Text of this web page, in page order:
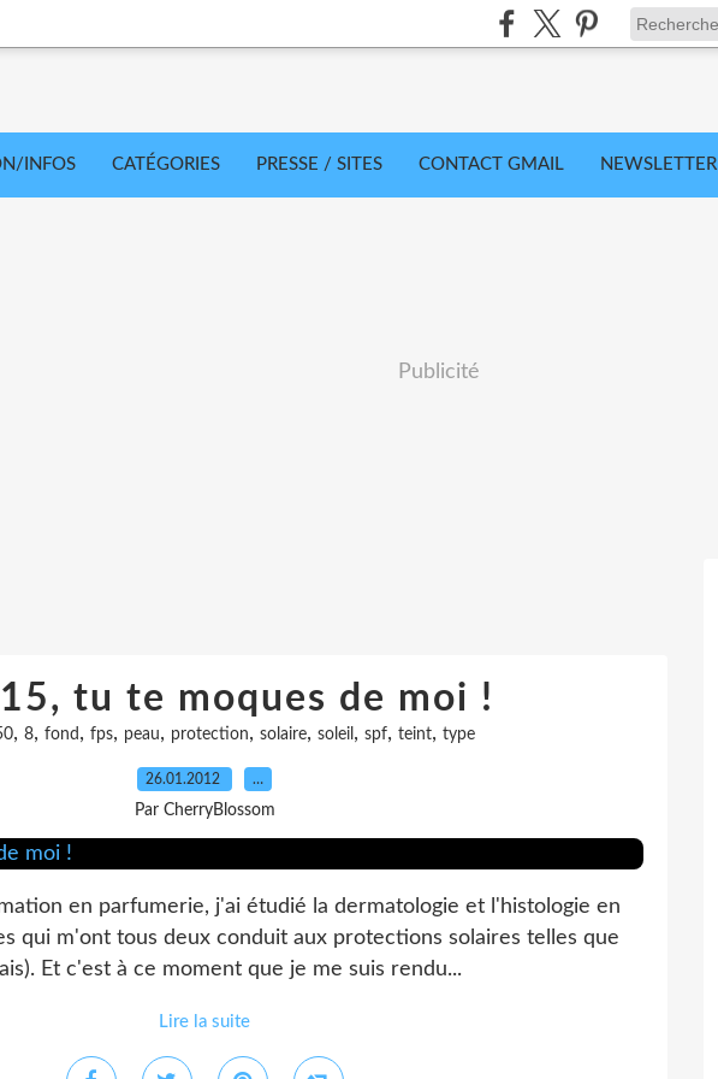
INFOS CATÉGORIES PRESSE / SITES CONTACT GMAIL NEWSLETTER
Publicité
15, tu te moques de moi !
, 8, fond , fps, peau, protection, solaire, soleil , spf, teint, type
26.01.2012 …
Par CherryBlossom
en parfumerie, j'ai étudié la dermatologie et l'histologie en
qui m'ont tous deux conduit aux protections solaires telles que
Et c'est à ce moment que je me suis rendu...
Lire la suite